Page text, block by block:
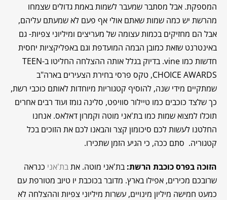
המספקת. אבל מסתבר שמעבר לשמות באמת גדולים שצמחו
מהרשת יש כמה שמות שאתם אולי אף פעם לא שמעתם עליהם,
אבל הם מחזיקים בכמות עצומה של מעריצים ומיליוני צפיות- גם
באינטרנט שזאת כמובן הבמה המועדפת וגם באפליקציות יחסית
חדשות כמו vine. בדיוק בגלל אותה ההצלחה החליטו ב-TEEN
CHOICE AWARDS, טקס פרסי בחירת הצעירים בארה"ב
שמתקיים מידי שנה, להוסיף קטגוריות מיוחדות לאותם כוכבי רשת,
כך שלצד כוכבים כמו טיילור סוויפט, סלינה גומז ועוד רבים אחרים
תוכלו למצוא שמות כמו בת'אני מוטה וקמרון דאלאס. אנחנו
החלטנו לעשות לכם סיכומון קצר והבאנו לכם את הזוכים בכל
קטגוריה. סתם ככה, כי הגיע הזמן שתכירו.
הזוכה בפרס כוכבת הרשת: בת'אני מוטה. אתבת'אני כנראה
שרובכם מכירים, אפילו בארץ. מדובר בכוכבת יו טיוב מטורפת עם
כמעט חמישה מיליון מינויים, עשרות מיליוני צפיות וההצלחה לא